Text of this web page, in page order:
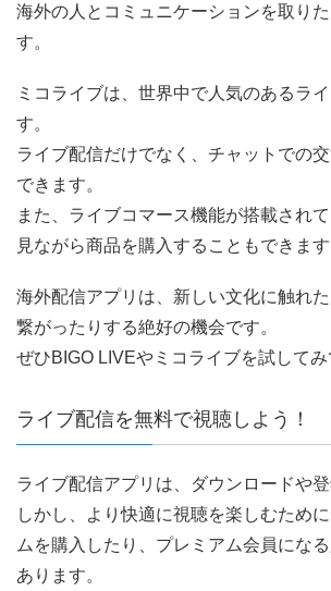
海外の人とコミュニケーションを取り
す。
ミコライブは、世界中で人気のあるラ
す。
ライブ配信だけでなく、チャットでの
できます。
また、ライブコマース機能が搭載され
見ながら商品を購入することもできます
海外配信アプリは、新しい文化に触れ
繋がったりする絶好の機会です。
ぜひBIGO LIVEやミコライブを試してみ
ライブ配信を無料で視聴しよう！
ライブ配信アプリは、ダウンロードや登
しかし、より快適に視聴を楽しむため
ムを購入したり、プレミアム会員にな
あります。